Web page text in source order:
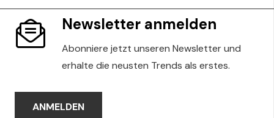
Newsletter anmelden
Abonniere jetzt unseren Newsletter und
erhalte die neusten Trends als erstes.
ANMELDEN